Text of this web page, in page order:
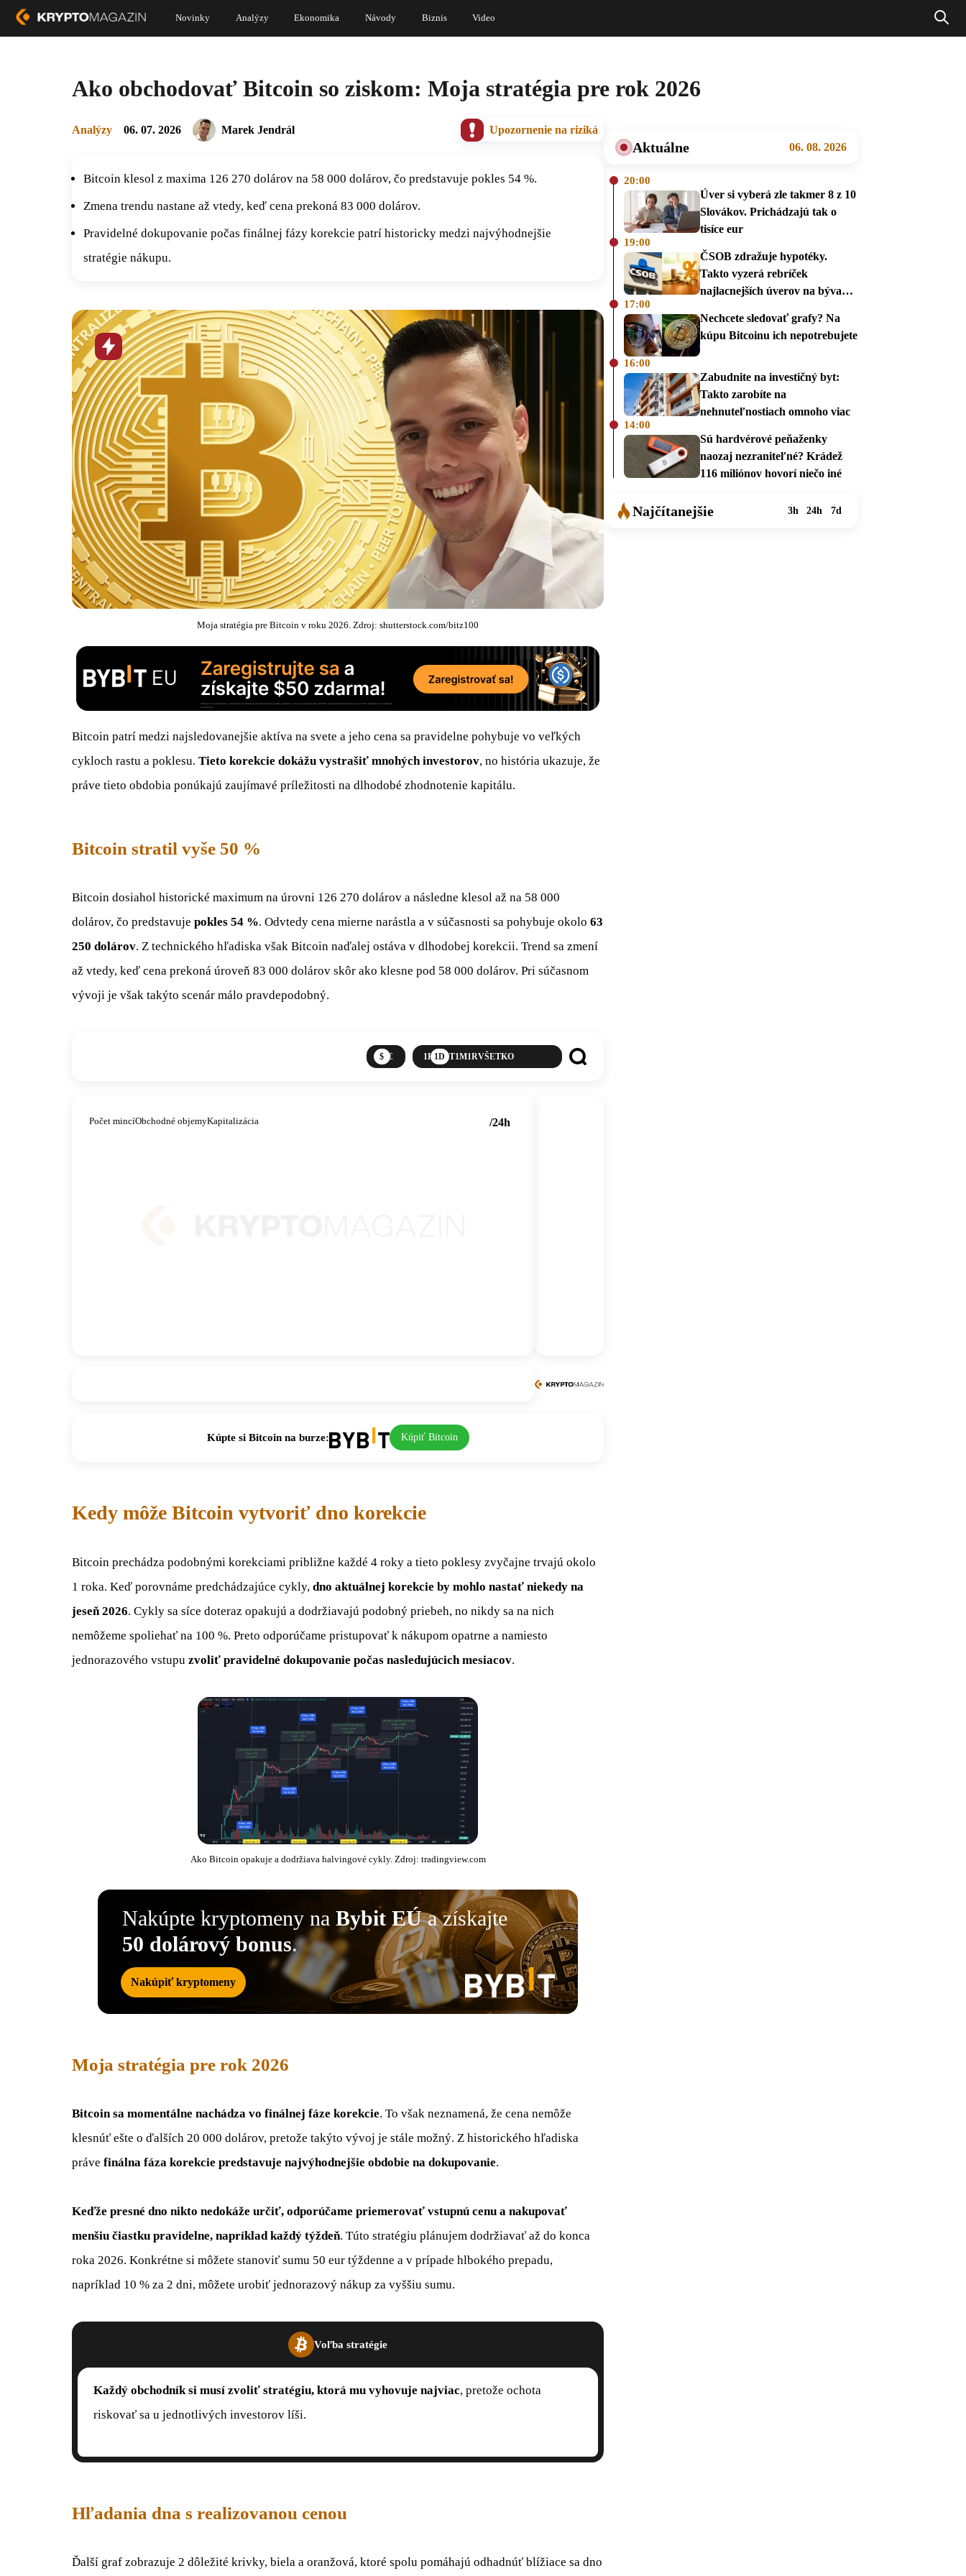
Novinky Analýzy Ekonomika Návody Biznis Video
Ako obchodovať Bitcoin so ziskom: Moja stratégia pre rok 2026
Analýzy 06. 07. 2026 Marek Jendrál Upozornenie na riziká
Bitcoin klesol z maxima 126 270 dolárov na 58 000 dolárov, čo predstavuje pokles 54 %.
Zmena trendu nastane až vtedy, keď cena prekoná 83 000 dolárov.
Pravidelné dokupovanie počas finálnej fázy korekcie patrí historicky medzi najvýhodnejšie
stratégie nákupu.
Horúca
novinka
Moja stratégia pre Bitcoin v roku 2026. Zdroj: shutterstock.com/bitz100
Bitcoin patrí medzi najsledovanejšie aktíva na svete a jeho cena sa pravidelne pohybuje vo veľkých
cykloch rastu a poklesu. Tieto korekcie dokážu vystrašiť mnohých investorov, no história ukazuje, že
práve tieto obdobia ponúkajú zaujímavé príležitosti na dlhodobé zhodnotenie kapitálu.
Bitcoin stratil vyše 50 %
Bitcoin dosiahol historické maximum na úrovni 126 270 dolárov a následne klesol až na 58 000
dolárov, čo predstavuje pokles 54 %. Odvtedy cena mierne narástla a v súčasnosti sa pohybuje okolo 63
250 dolárov. Z technického hľadiska však Bitcoin naďalej ostáva v dlhodobej korekcii. Trend sa zmení
až vtedy, keď cena prekoná úroveň 83 000 dolárov skôr ako klesne pod 58 000 dolárov. Pri súčasnom
vývoji je však takýto scenár málo pravdepodobný.
$ € 1H 1D 1T1M1RVŠETKO
zobraziť
vyhľadávanie
Počet mincíObchodné objemyKapitalizácia /24h
Kúpte si Bitcoin na burze: Kúpiť Bitcoin
Kedy môže Bitcoin vytvoriť dno korekcie
Bitcoin prechádza podobnými korekciami približne každé 4 roky a tieto poklesy zvyčajne trvajú okolo
1 roka. Keď porovnáme predchádzajúce cykly, dno aktuálnej korekcie by mohlo nastať niekedy na
jeseň 2026. Cykly sa síce doteraz opakujú a dodržiavajú podobný priebeh, no nikdy sa na nich
nemôžeme spoliehať na 100 %. Preto odporúčame pristupovať k nákupom opatrne a namiesto
jednorazového vstupu zvoliť pravidelné dokupovanie počas nasledujúcich mesiacov.
Ako Bitcoin opakuje a dodržiava halvingové cykly. Zdroj: tradingview.com
Nakúpte kryptomeny na Bybit EÚa získajte
50 dolárový bonus.
Nakúpiť kryptomeny
Moja stratégia pre rok 2026
Bitcoin sa momentálne nachádza vo finálnej fáze korekcie. To však neznamená, že cena nemôže
klesnúť ešte o ďalších 20 000 dolárov, pretože takýto vývoj je stále možný. Z historického hľadiska
práve finálna fáza korekcie predstavuje najvýhodnejšie obdobie na dokupovanie.
Keďže presné dno nikto nedokáže určiť, odporúčame priemerovať vstupnú cenu a nakupovať
menšiu čiastku pravidelne, napríklad každý týždeň. Túto stratégiu plánujem dodržiavať až do konca
roka 2026. Konkrétne si môžete stanoviť sumu 50 eur týždenne a v prípade hlbokého prepadu,
napríklad 10 % za 2 dni, môžete urobiť jednorazový nákup za vyššiu sumu.
Voľba stratégie
Každý obchodník si musí zvoliť stratégiu, ktorá mu vyhovuje najviac, pretože ochota
riskovať sa u jednotlivých investorov líši.
Hľadania dna s realizovanou cenou
Ďalší graf zobrazuje 2 dôležité krivky, biela a oranžová, ktoré spolu pomáhajú odhadnúť blížiace sa dno
Aktuálne 06. 08. 2026
20:00
Úver si vyberá zle takmer 8 z 10
Slovákov. Prichádzajú tak o
tisíce eur
19:00
ČSOB zdražuje hypotéky.
Takto vyzerá rebríček
najlacnejších úverov na bývanie
17:00
Nechcete sledovať grafy? Na
kúpu Bitcoinu ich nepotrebujete
16:00
Zabudnite na investičný byt:
Takto zarobíte na
nehnuteľnostiach omnoho viac
14:00
Sú hardvérové peňaženky
naozaj nezraniteľné? Krádež
116 miliónov hovorí niečo iné
Najčítanejšie 3h 24h 7d